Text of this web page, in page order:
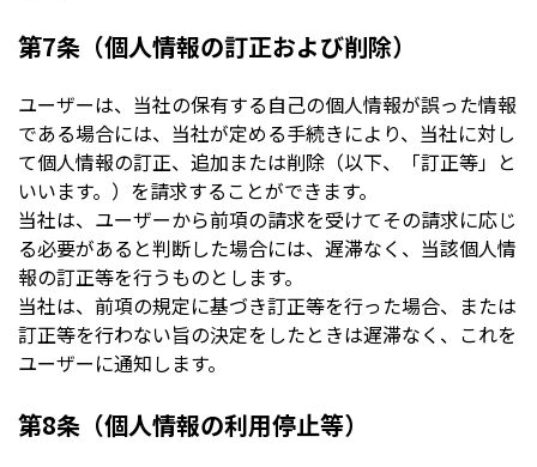
第7条（個人情報の訂正および削除）
ユーザーは、当社の保有する自己の個人情報が誤った情報
である場合には、当社が定める手続きにより、当社に対し
て個人情報の訂正、追加または削除（以下、「訂正等」と
いいます。）を請求することができます。
当社は、ユーザーから前項の請求を受けてその請求に応じ
る必要があると判断した場合には、遅滞なく、当該個人情
報の訂正等を行うものとします。
当社は、前項の規定に基づき訂正等を行った場合、または
訂正等を行わない旨の決定をしたときは遅滞なく、これを
ユーザーに通知します。
第8条（個人情報の利用停止等）